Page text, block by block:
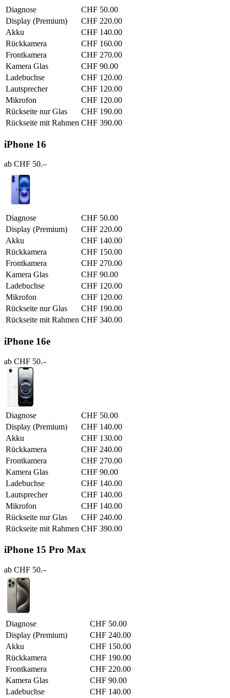
Diagnose
CHF 50.00
Display (Premium)
CHF 220.00
Akku
CHF 140.00
Rückkamera
CHF 160.00
Frontkamera
CHF 270.00
Kamera Glas
CHF 90.00
Ladebuchse
CHF 120.00
Lautsprecher
CHF 120.00
Mikrofon
CHF 120.00
Rückseite nur Glas
CHF 190.00
Rückseite mit Rahmen CHF 390.00
iPhone 16
ab CHF 50.–
Diagnose
CHF 50.00
Display (Premium)
CHF 220.00
Akku
CHF 140.00
Rückkamera
CHF 150.00
Frontkamera
CHF 270.00
Kamera Glas
CHF 90.00
Ladebuchse
CHF 120.00
Mikrofon
CHF 120.00
Rückseite nur Glas
CHF 190.00
Rückseite mit Rahmen CHF 340.00
iPhone 16e
ab CHF 50.–
Diagnose
CHF 50.00
Display (Premium)
CHF 140.00
Akku
CHF 130.00
Rückkamera
CHF 240.00
Frontkamera
CHF 270.00
Kamera Glas
CHF 90.00
Ladebuchse
CHF 140.00
Lautsprecher
CHF 140.00
Mikrofon
CHF 140.00
Rückseite nur Glas
CHF 240.00
Rückseite mit Rahmen CHF 390.00
iPhone 15 Pro Max
ab CHF 50.–
Diagnose
CHF 50.00
Display (Premium)
CHF 240.00
Akku
CHF 150.00
Rückkamera
CHF 190.00
Frontkamera
CHF 220.00
Kamera Glas
CHF 90.00
Ladebuchse
CHF 140.00